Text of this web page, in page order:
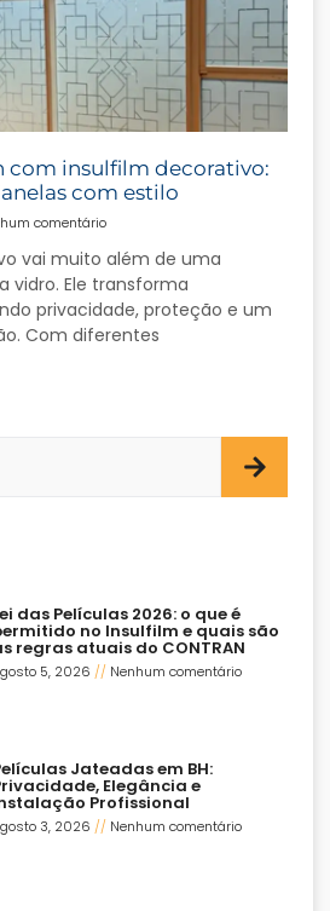
com insulfilm decorativo:
com estilo
comentário
vai muito além de uma
vidro. Ele transforma
privacidade, proteção e um
Com diferentes
das Películas 2026: o que é
no Insulfilm e quais são
regras atuais do CONTRAN
5, 2026 Nenhum comentário
Jateadas em BH:
Elegância e
Profissional
3, 2026 Nenhum comentário